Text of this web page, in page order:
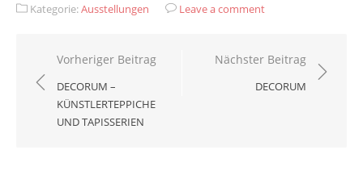
Kategorie:Ausstellungen Leave a comment
Beitragsnavigation
Vorheriger Beitrag
DECORUM –
KÜNSTLERTEPPICHE
UND TAPISSERIEN
Nächster Beitrag
DECORUM